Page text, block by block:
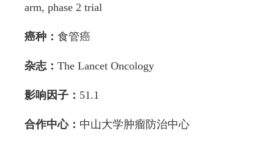
arm, phase 2 trial
癌种： 食管癌
杂志： The Lancet Oncology
影响因子： 51.1
合作中心： 中山大学肿瘤防治中心